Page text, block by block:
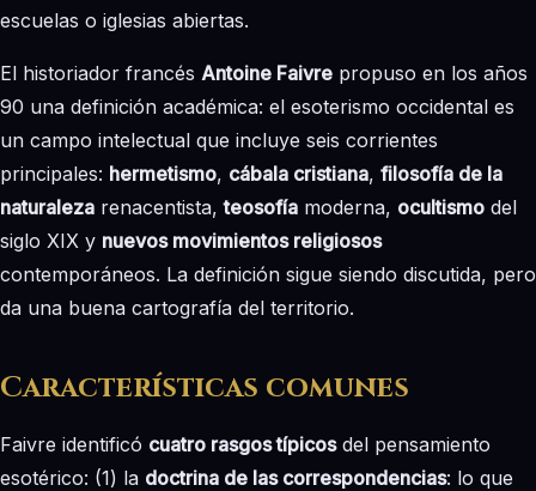
escuelas o iglesias abiertas.
El historiador francés Antoine Faivre propuso en los años
90 una definición académica: el esoterismo occidental es
un campo intelectual que incluye seis corrientes
principales: hermetismo, cábala cristiana, filosofía de la
naturaleza renacentista,teosofía moderna, ocultismo del
siglo XIX y nuevos movimientos religiosos
contemporáneos. La definición sigue siendo discutida, pero
da una buena cartografía del territorio.
Características comunes
Faivre identificó cuatro rasgos típicosdel pensamiento
esotérico: (1) la doctrina de las correspondencias: lo que